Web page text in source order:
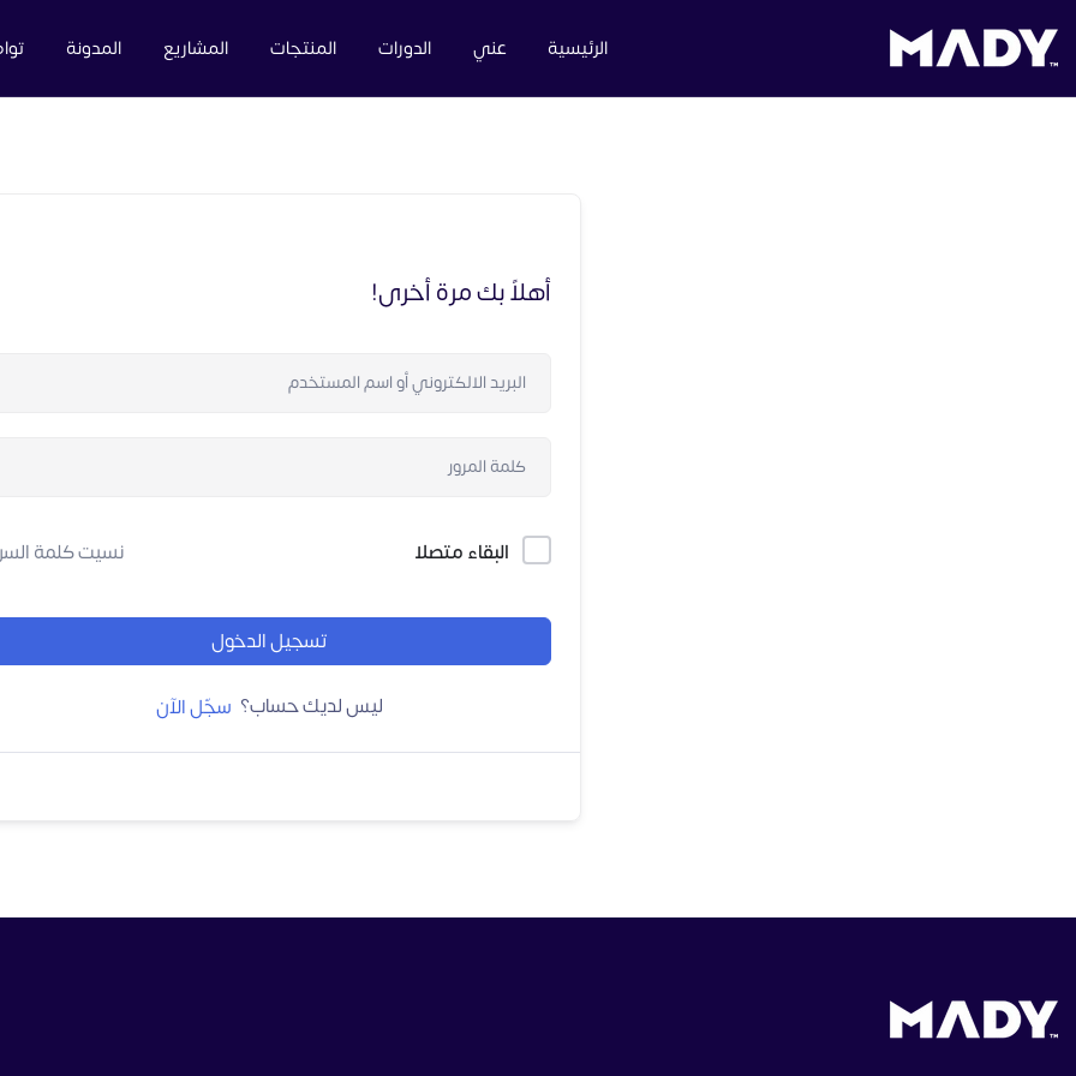
الرئيسية عني الدورات المنتجات المشاريع المدونة
أهلاً بك مرة أخرى!
البقاء متصلا نسيت كلمة
تسجيل الدخول
ليس لديك حساب؟ سجّل الآن